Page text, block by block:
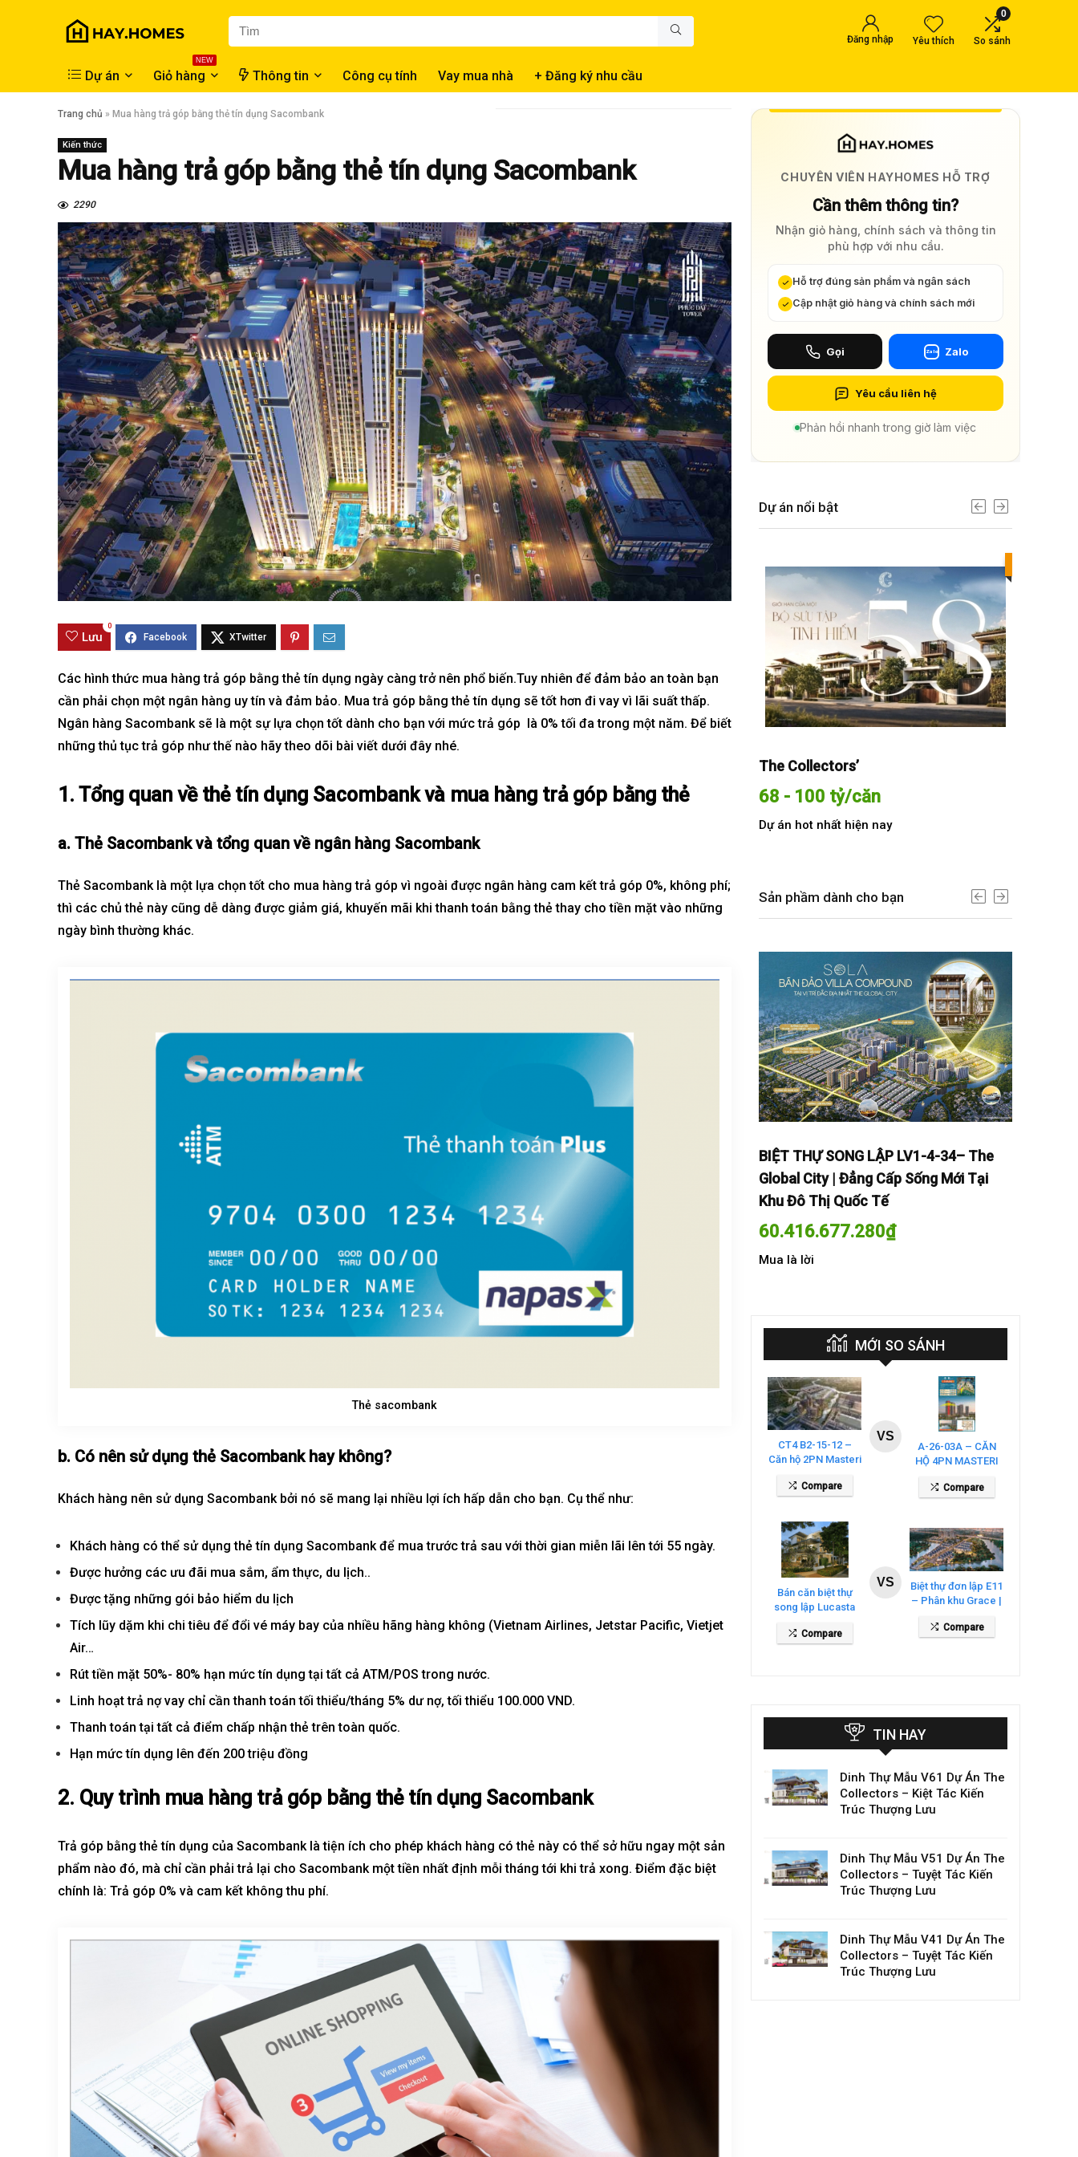
Đăng nhập Yêu thích
0
So sánh
Dự án
NEW
Giỏ hàng Thông tin Công cụ tính Vay mua nhà + Đăng ký nhu cầu
Trang chủ » Mua hàng trả góp bằng thẻ tín dụng Sacombank
Kiến thức
Mua hàng trả góp bằng thẻ tín dụng Sacombank
2290
Lưu
0
Các hình thức mua hàng trả góp bằngthẻ tín dụng ngày càng trở nên phổ biến.Tuy nhiên để đảm bảo an toàn bạn
cần phải chọn một ngân hàng uy tín và đảm bảo. Mua trả góp bằng thẻ tín dụng sẽ tốt hơn đi vay vì lãi suất thấp.
Ngân hàng Sacombank sẽ là một sự lựa chọn tốt dành cho bạn với mức trả góp là 0% tối đa trong một năm. Để biết
những thủ tục trả góp như thế nào hãy theo dõi bài viết dưới đây nhé.
1. Tổng quan về thẻ tín dụng Sacombank và mua hàng trả góp bằng thẻ
a. Thẻ Sacombank và tổng quan về ngân hàng Sacombank
Thẻ Sacombank là một lựa chọn tốt cho mua hàng trả góp vì ngoài được ngân hàng cam kết trả góp 0%, không phí;
thì các chủthẻ này cũng dễ dàng được giảm giá, khuyến mãi khi thanh toán bằng thẻ thay cho tiền mặt vào những
ngày bình thường khác.
Thẻ sacombank
b. Có nên sử dụng thẻ Sacombank hay không?
Khách hàng nên sử dụng Sacombank bởi nó sẽ mang lại nhiều lợi ích hấp dẫn cho bạn. Cụ thể như:
Khách hàng có thể sử dụng thẻ tín dụng Sacombank để mua trước trả sau với thời gian miễn lãi lên tới 55 ngày.
Được hưởng các ưu đãi mua sắm, ẩm thực, du lịch..
Được tặng những gói bảo hiểm du lịch
Tích lũy dặm khi chi tiêu để đổi vé máy bay của nhiều hãng hàng không (Vietnam Airlines, Jetstar Pacific, Vietjet
Air…
Rút tiền mặt 50%- 80% hạn mức tín dụng tại tất cả ATM/POS trong nước.
Linh hoạt trả nợ vay chỉ cần thanh toán tối thiểu/tháng 5% dư nợ, tối thiểu 100.000 VND.
Thanh toán tại tất cả điểm chấp nhận thẻ trên toàn quốc.
Hạn mức tín dụng lên đến 200 triệu đồng
2. Quy trình mua hàng trả góp bằng thẻ tín dụng Sacombank
Trả góp bằng thẻ tín dụng của Sacombank là tiện ích cho phép khách hàng có thẻ này có thể sở hữu ngay một sản
phẩm nào đó, mà chỉ cần phải trả lại cho Sacombank một tiền nhất định mỗi tháng tới khi trả xong. Điểm đặc biệt
chính là: Trả góp 0% và cam kết không thu phí.
CHUYÊN VIÊN HAYHOMES HỖ TRỢ
Cần thêm thông tin?
Nhận giỏ hàng, chính sách và thông tin
phù hợp với nhu cầu.
Hỗ trợ đúng sản phẩm và ngân sách
Cập nhật giỏ hàng và chính sách mới
Gọi Zalo Zalo
Yêu cầu liên hệ
Phản hồi nhanh trong giờ làm việc
Dự án nổi bật
68 tỷ/căn Từ 23 tỷ/căn Call
The Collectors’
68 - 100 tỷ/căn
Dự án hot nhất hiện nay
Sản phầm dành cho bạn
BIỆT THỰ SONG LẬP LV1-4-34– The
Khu Đô Thị Quốc Tế
60.416.677.280
Mua là lời
BIỆT THỰ SONG LẬP LV1-4-34– The
Global City | Đẳng Cấp Sống Mới Tại
Khu Đô Thị Quốc Tế
60.416.677.280
BIỆT THỰ SONG LẬP LV1-4-34– The
Global City | Đẳng Cấp Sống Mới Tại
Khu Đô Thị Quốc Tế
60.416.677.280₫
Mua là lời
MỚI SO SÁNH
CT4 B2-15-12 –
Căn hộ 2PN Masteri
Compare
VS
A-26-03A – CĂN
HỘ 4PN MASTERI
COSMO CENTRAL
– THE GLOBAL
Compare
Bán căn biệt thự
song lập Lucasta
Villa – DT 175m2
giá 26 tỷ
Compare
VS
Biệt thự đơn lập E11
– Phân khu Grace |
Waters
Compare
TIN HAY
Dinh Thự Mẫu V61 Dự Án The
Collectors – Kiệt Tác Kiến
Trúc Thượng Lưu
Dinh Thự Mẫu V51 Dự Án The
Collectors – Tuyệt Tác Kiến
Trúc Thượng Lưu
Dinh Thự Mẫu V41 Dự Án The
Collectors – Tuyệt Tác Kiến
Trúc Thượng Lưu